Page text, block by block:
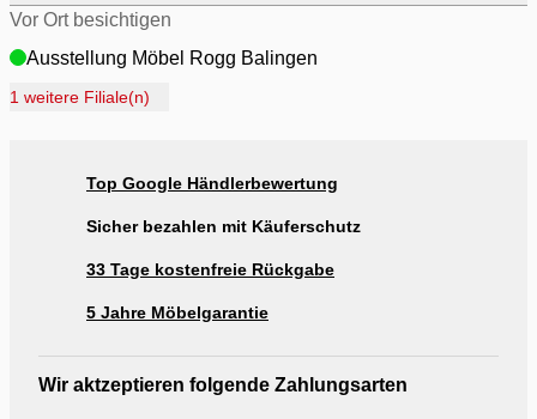
Vor Ort besichtigen
Ausstellung Möbel Rogg Balingen
Ausstellung Rogg Discount Balingen
Ausstellung Möbel Rogg Reutlingen
1 weitere Filiale(n)
Top Google Händlerbewertung
Sicher bezahlen mit Käuferschutz
33 Tage kostenfreie Rückgabe
5 Jahre Möbelgarantie
Wir aktzeptieren folgende Zahlungsarten